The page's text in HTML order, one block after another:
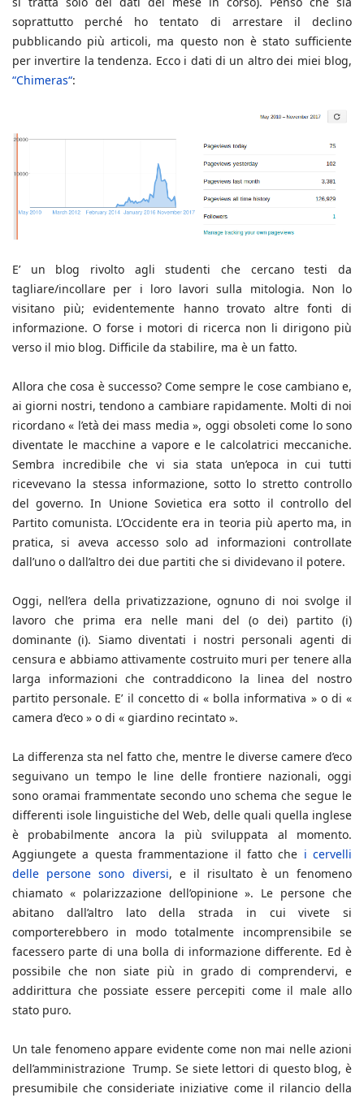
soprattutto perché ho tentato di arrestare il declino
pubblicando più articoli, ma questo non è stato sufficiente
per invertire la tendenza. Ecco i dati di un altro dei miei blog,
“Chimeras“:
E’ un blog rivolto agli studenti che cercano testi da
tagliare/incollare per i loro lavori sulla mitologia. Non lo
visitano più; evidentemente hanno trovato altre fonti di
informazione. O forse i motori di ricerca non li dirigono più
verso il mio blog. Difficile da stabilire, ma è un fatto.
Allora che cosa è successo? Come sempre le cose cambiano e,
ai giorni nostri, tendono a cambiare rapidamente. Molti di noi
ricordano « l’età dei mass media », oggi obsoleti come lo sono
diventate le macchine a vapore e le calcolatrici meccaniche.
Sembra incredibile che vi sia stata un’epoca in cui tutti
ricevevano la stessa informazione, sotto lo stretto controllo
del governo. In Unione Sovietica era sotto il controllo del
Partito comunista. L’Occidente era in teoria più aperto ma, in
pratica, si aveva accesso solo ad informazioni controllate
dall’uno o dall’altro dei due partiti che si dividevano il potere.
Oggi, nell’era della privatizzazione, ognuno di noi svolge il
lavoro che prima era nelle mani del (o dei) partito (i)
dominante (i). Siamo diventati i nostri personali agenti di
censura e abbiamo attivamente costruito muri per tenere alla
larga informazioni che contraddicono la linea del nostro
partito personale. E’ il concetto di « bolla informativa » o di «
camera d’eco » o di « giardino recintato ».
La differenza sta nel fatto che, mentre le diverse camere d’eco
seguivano un tempo le line delle frontiere nazionali, oggi
sono oramai frammentate secondo uno schema che segue le
differenti isole linguistiche del Web, delle quali quella inglese
è probabilmente ancora la più sviluppata al momento.
Aggiungete a questa frammentazione il fatto che i cervelli
delle persone sono diversi, e il risultato è un fenomeno
chiamato « polarizzazione dell’opinione ». Le persone che
abitano dall’altro lato della strada in cui vivete si
comporterebbero in modo totalmente incomprensibile se
facessero parte di una bolla di informazione differente. Ed è
possibile che non siate più in grado di comprendervi, e
addirittura che possiate essere percepiti come il male allo
stato puro.
Un tale fenomeno appare evidente come non mai nelle azioni
dell’amministrazione Trump. Se siete lettori di questo blog, è
presumibile che consideriate iniziative come il rilancio della